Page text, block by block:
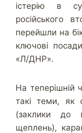
істерію в
російського
перейшли на
ключові
«Л/ДНР».
На теперішній
такі теми, як
(заклики до
щеплень),